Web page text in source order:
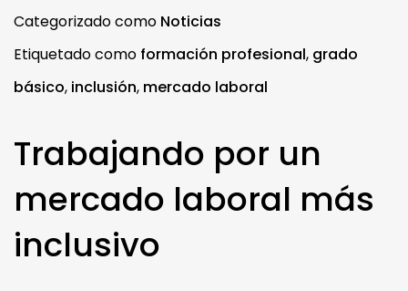
Categorizado como Noticias
Etiquetado como formación profesional, grado
básico, inclusión, mercado laboral
Trabajando por un
mercado laboral más
inclusivo